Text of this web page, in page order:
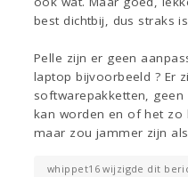
best dichtbij, dus straks
Pelle zijn er geen
laptop bijvoorbeeld ? Er
softwarepakketten,
kan worden en of het zo
maar zou jammer zijn
whippet16 wijzigde dit